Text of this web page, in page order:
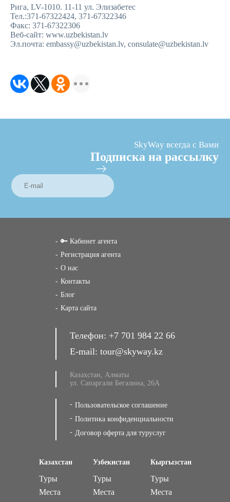
Рига, LV-1010. 11-11 ул. Элизабетес
Тел.:371-67322424, 371-67322346
Факс: 371-67322306
Веб-сайт: www.uzbekistan.lv
Эл.почта: embassy@uzbekistan.lv, consulate@uzbekistan.lv
SkyWay всегда с Вами
Подписка на рассылку
🔑 Кабинет агента
Регистрация агента
О нас
Контакты
Блог
Карта сайта
Телефон: +7 701 984 22 66
E-mail: tour@skyway.kz
Казахстан, Алматы
ул. Сапаргали Бегалина, 26А
Пользовательское соглашение
Политика конфиденциальности
Договор оферта для туруслуг
Казахстан
Туры
Места
Узбекистан
Туры
Места
Кыргызстан
Туры
Места